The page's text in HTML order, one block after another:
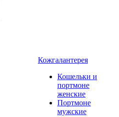
Кожгалантерея
Кошельки и
портмоне
женские
Портмоне
мужские